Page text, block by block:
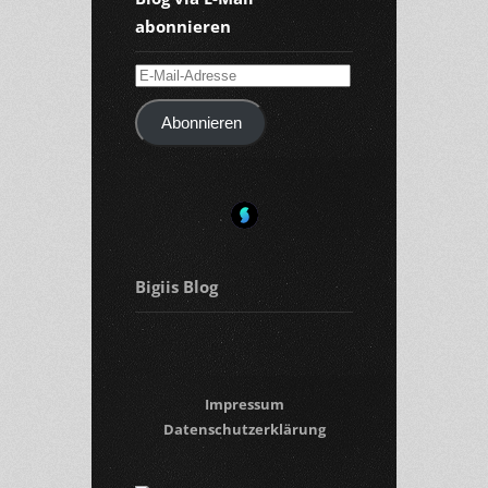
abonnieren
E-
Mail-
AdresseAbonnieren
Bigiis Blog
Impressum
Datenschutzerklärung